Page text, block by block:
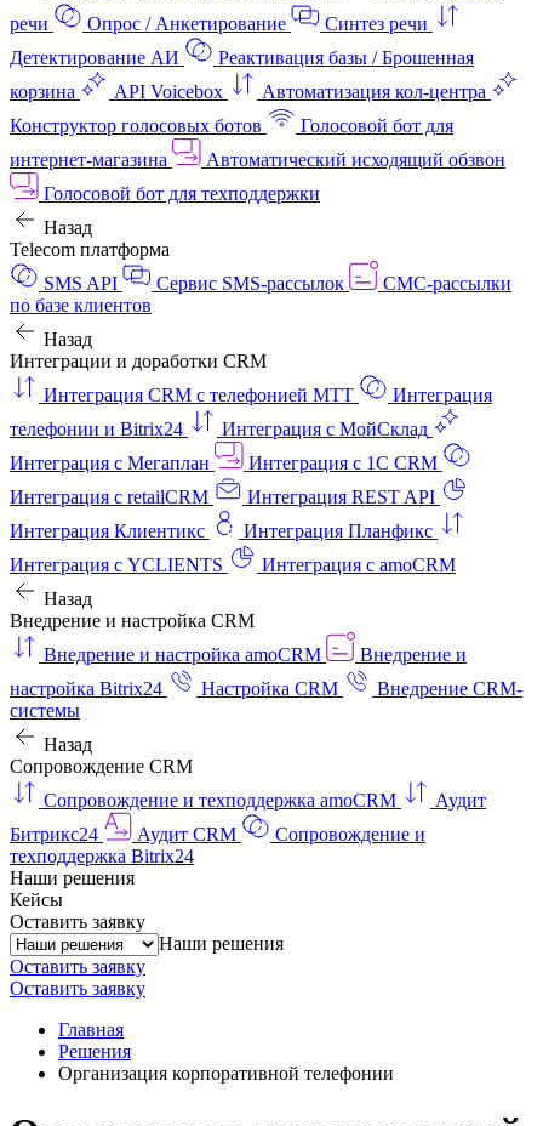
речи
Опрос / Анкетирование
Синтез речи
Детектирование АИ
Реактивация базы / Брошенная
корзина
API Voicebox
Автоматизация кол‑центра
Конструктор голосовых ботов
Голосовой бот для
интернет‑магазина
Автоматический исходящий обзвон
Голосовой бот для техподдержки
Назад
Telecom платформа
SMS API
Сервис SMS-рассылок
СМС-рассылки
по базе клиентов
Назад
Интеграции и доработки CRM
Интеграция CRM с телефонией МТТ
Интеграция
телефонии и Bitrix24
Интеграция с МойСклад
Интеграция с Мегаплан
Интеграция с 1C CRM
Интеграция с retailCRM
Интеграция REST API
Интеграция Клиентикс
Интеграция Планфикс
Интеграция с YCLIENTS
Интеграция с amoCRM
Назад
Внедрение и настройка CRM
Внедрение и настройка amoCRM
Внедрение и
настройка Bitrix24
Настройка CRM
Внедрение CRM-
системы
Назад
Сопровождение CRM
Сопровождение и техподдержка amoCRM
Аудит
Битрикс24
Аудит CRM
Сопровождение и
техподдержка Bitrix24
Наши решения
Кейсы
Оставить заявку
Наши решения
Оставить заявку
Оставить заявку
Главная
Решения
Организация корпоративной телефонии